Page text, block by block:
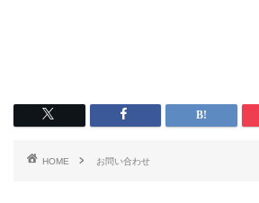
HOME お問い合わせ